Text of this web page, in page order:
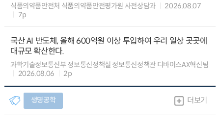
식품의약품안전처 식품의약품안전평가원 사전상담과
2026.08.07
7p
국산 AI 반도체, 올해 600억원 이상 투입하여 우리 일상 곳곳에
대규모 확산한다.
과학기술정보통신부 정보통신정책실 정보통신정책관 디바이스AX혁신팀
2026.08.06
2p
생명공학 더보기